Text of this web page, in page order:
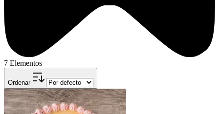
7 Elementos
Ordenar